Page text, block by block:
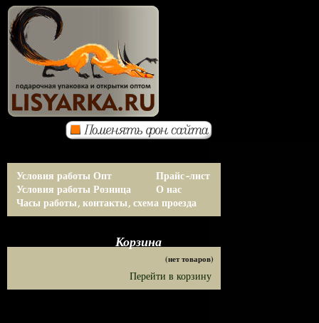
Условия работы Опт
Условия работы Розница
Прайс-лист
О нас
Часы работы, контакты, схема проезда
Корзина
(нет товаров)
Перейти в корзину